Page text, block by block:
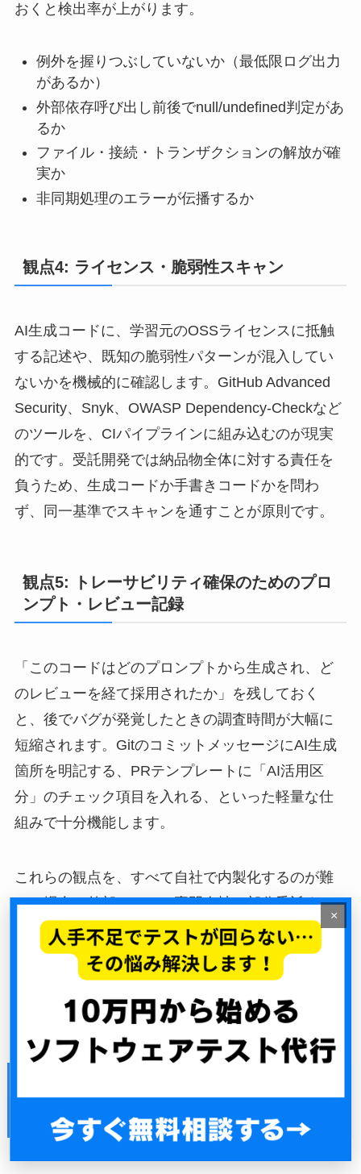
おくと検出率が上がります。
例外を握りつぶしていないか（最低限ログ出力
があるか）
外部依存呼び出し前後でnull/undefined判定があ
るか
ファイル・接続・トランザクションの解放が確
実か
非同期処理のエラーが伝播するか
観点4: ライセンス・脆弱性スキャン
AI生成コードに、学習元のOSSライセンスに抵触
する記述や、既知の脆弱性パターンが混入してい
ないかを機械的に確認します。GitHub Advanced
Security、Snyk、OWASP Dependency-Checkなど
のツールを、CIパイプラインに組み込むのが現実
的です。受託開発では納品物全体に対する責任を
負うため、生成コードか手書きコードかを問わ
ず、同一基準でスキャンを通すことが原則です。
観点5: トレーサビリティ確保のためのプロ
ンプト・レビュー記録
「このコードはどのプロンプトから生成され、ど
のレビューを経て採用されたか」を残しておく
と、後でバグが発覚したときの調査時間が大幅に
短縮されます。GitのコミットメッセージにAI生成
箇所を明記する、PRテンプレートに「AI活用区
分」のチェック項目を入れる、といった軽量な仕
組みで十分機能します。
これらの観点を、すべて自社で内製化するのが難
しい場合は外部のテスト専門会社に部分委託する
選択肢もあります。費用感の目安はテスト代行の
費用相場と中堅IT企業のリアルな見積もりで具体例
とともに解説しています。
担保責任の整理
×